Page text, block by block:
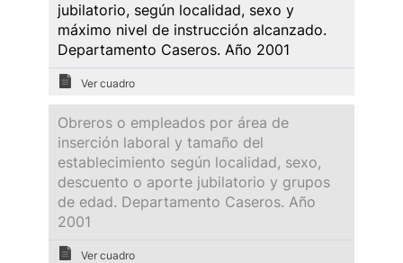
jubilatorio, según localidad, sexo y
máximo nivel de instrucción alcanzado.
Departamento Caseros. Año 2001
Ver cuadro
Obreros o empleados por área de
inserción laboral y tamaño del
establecimiento según localidad, sexo,
descuento o aporte jubilatorio y grupos
de edad. Departamento Caseros. Año
2001
Ver cuadro